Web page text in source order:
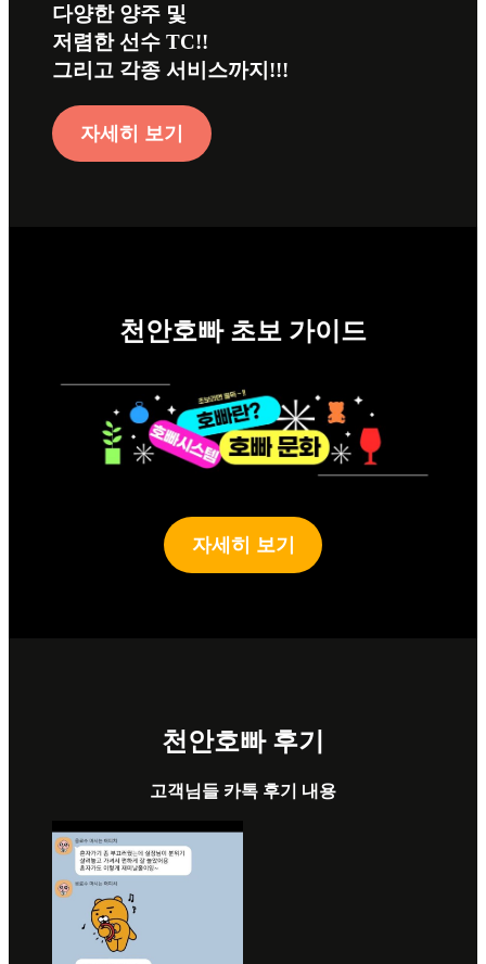
다양한 양주 및
저렴한 선수 TC!!
그리고 각종 서비스까지!!!
자세히 보기
천안호빠 초보 가이드
자세히 보기
천안호빠 후기
고객님들 카톡 후기 내용